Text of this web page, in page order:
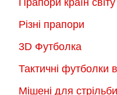
Прапори країн світу
Різні прапори
3D Футболка
Тактичні футболки
Мішені для стрільби